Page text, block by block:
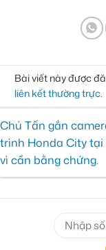
Bài viết này được
liên kết thường trực.
Chú Tấn gắn
trình Honda City tại
vì cần bằng chứng.